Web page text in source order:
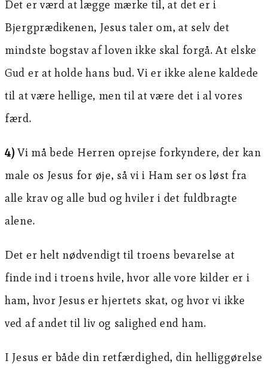
Det er værd at lægge mærke til, at det er i
Bjergprædikenen, Jesus taler om, at selv det
mindste bogstav af loven ikke skal forgå. At elske
Gud er at holde hans bud. Vi er ikke alene kaldede
til at være hellige, men til at være det i al vores
færd.
4) Vi må bede Herren oprejse forkyndere, der kan
male os Jesus for øje, så vi i Ham ser os løst fra
alle krav og alle bud og hviler i det fuldbragte
alene.
Det er helt nødvendigt til troens bevarelse at
finde ind i troens hvile, hvor alle vore kilder er i
ham, hvor Jesus er hjertets skat, og hvor vi ikke
ved af andet til liv og salighed end ham.
I Jesus er både din retfærdighed, din helliggørelse